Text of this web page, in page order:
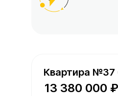
Квартира №37
13 380 000 ₽